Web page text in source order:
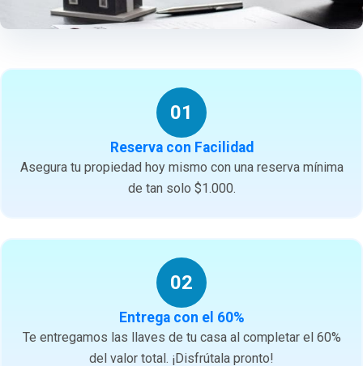
01
Reserva con Facilidad
Asegura tu propiedad hoy mismo con una reserva mínima
de tan solo $1.000.
02
Entrega con el 60%
Te entregamos las llaves de tu casa al completar el 60%
del valor total. ¡Disfrútala pronto!